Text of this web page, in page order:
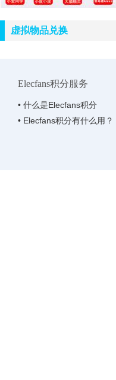
虚拟物品兑换
Elecfans积分服务
• 什么是Elecfans积分
• Elecfans积分有什么用？